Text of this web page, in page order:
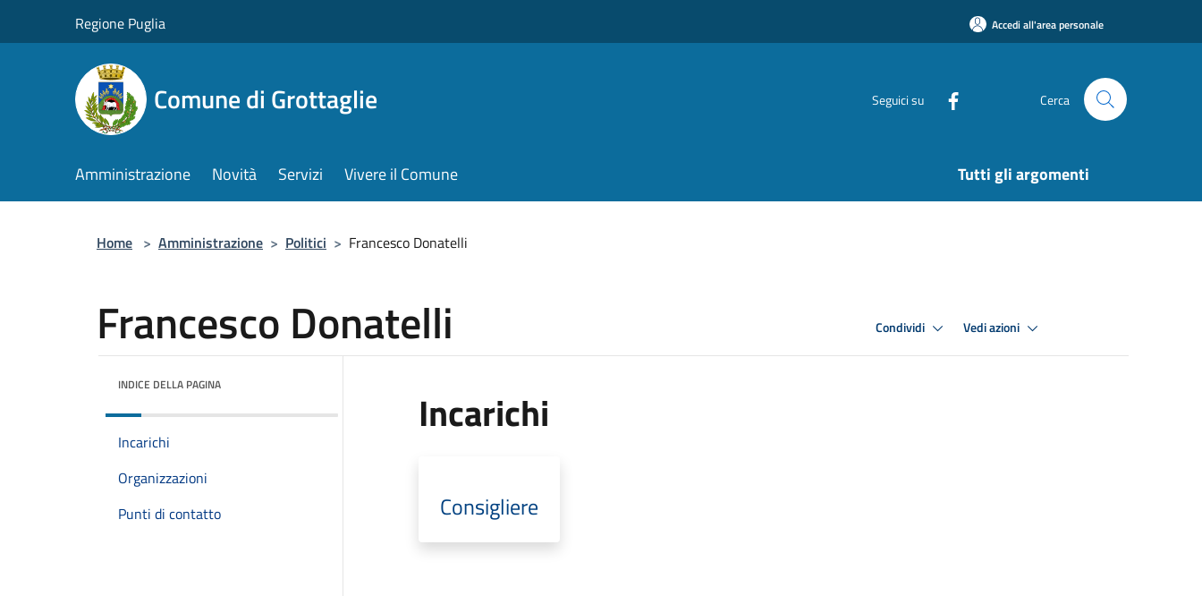
Regione Puglia Accedi all'area personale
Comune di Grottaglie Seguici su Cerca
Amministrazione Novità Servizi Vivere il Comune Tutti gli argomenti
Home > Amministrazione > Politici > Francesco Donatelli
Francesco Donatelli Condividi Vedi azioni
INDICE DELLA PAGINA
Incarichi
Organizzazioni
Punti di contatto
Incarichi
Consigliere